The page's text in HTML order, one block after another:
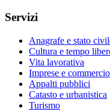
Servizi
Anagrafe e stato
Cultura e tempo
Vita lavorativa
Imprese e commercio
Appalti pubblici
Catasto e urbanistica
Turismo